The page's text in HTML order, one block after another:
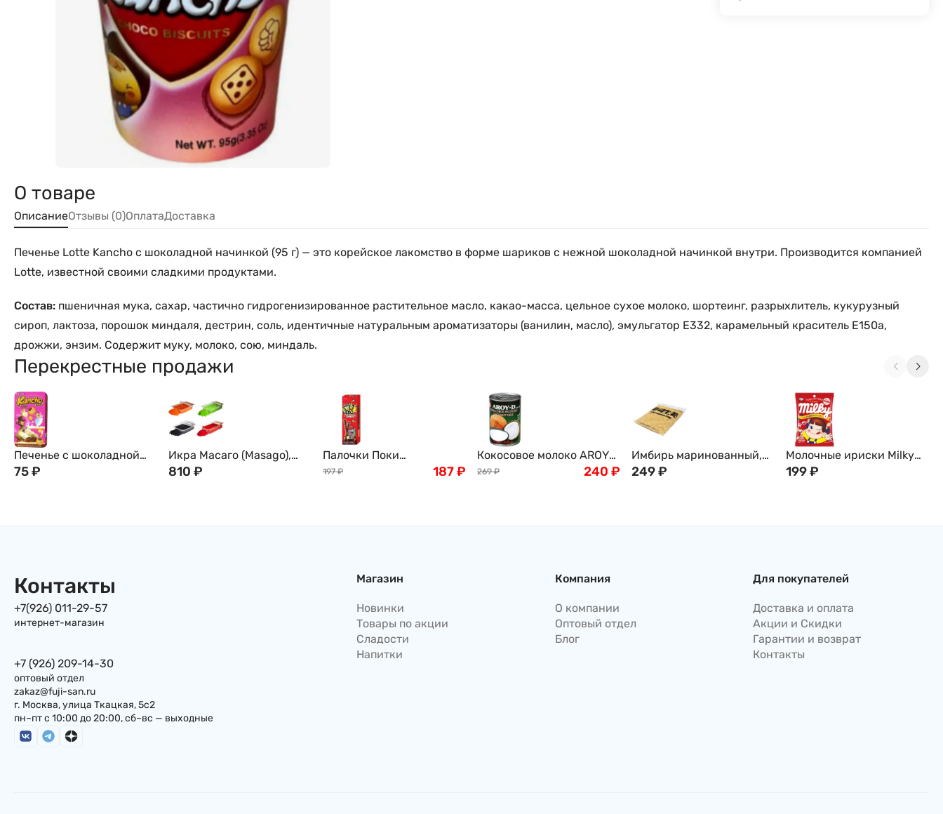
О товаре
ОписаниеОтзывы (0)ОплатаДоставка
Печенье Lotte Kancho с шоколадной начинкой (95 г) — это корейское лакомство в форме шариков с нежной шоколадной начинкой внутри. Производится компанией
Lotte, известной своими сладкими продуктами.
Состав: пшеничная мука, сахар, частично гидрогенизированное растительное масло, какао-масса, цельное сухое молоко, шортеинг, разрыхлитель, кукурузный
сироп, лактоза, порошок миндаля, дестрин, соль, идентичные натуральным ароматизаторы (ванилин, масло), эмульгатор Е332, карамельный краситель Е150а,
дрожжи, энзим. Содержит муку, молоко, сою, миндаль.
Перекрестные продажи
Печенье с шоколадной
начинкой Lotte Kancho,
75₽
Икра Масаго (Masago),
500г
810 ₽
Палочки Поки
шоколадные со
197 ₽ 187₽
Кокосовое молоко AROY-
D, 400мл
269 ₽ 240 ₽
Имбирь маринованный,
белый, 1кг
249₽
Молочные ириски Milky
из Японии, 42 г/ 120г
199₽
Контакты
+7(926) 011-29-57
интернет-магазин
+7 (926) 209-14-30
оптовый отдел
zakaz@fuji-san.ru
г. Москва, улица Ткацкая, 5с2
пн–пт с 10:00 до 20:00, сб–вс — выходные
Магазин
Новинки
Товары по акции
Сладости
Напитки
Компания
О компании
Оптовый отдел
Блог
Для покупателей
Доставка и оплата
Акции и Скидки
Гарантии и возврат
Контакты